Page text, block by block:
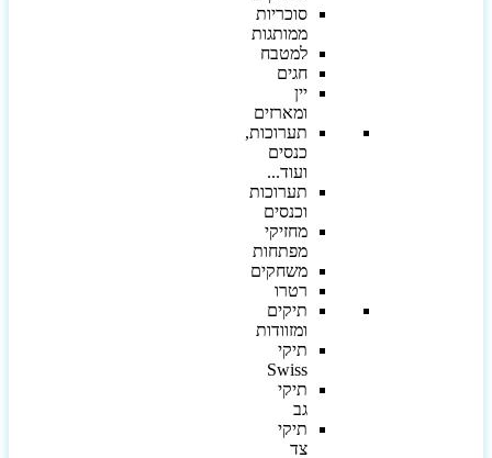
סוכריות
ממותגות
למטבח
חגים
יין
ומארזים
תערוכות,
כנסים
ועוד...
תערוכות
וכנסים
מחזיקי
מפתחות
משחקים
רטרו
תיקים
ומזוודות
תיקי
Swiss
תיקי
תיקי